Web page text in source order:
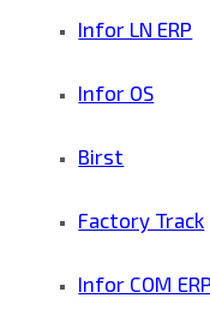
Infor LN ERP
Infor OS
Birst
Factory Track
Infor COM ERP